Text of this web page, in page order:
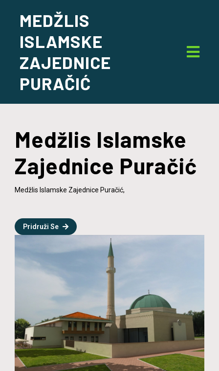
MEDŽLIS
ISLAMSKE
ZAJEDNICE
PURAČIĆ
Medžlis Islamske
Zajednice Puračić
Medžlis Islamske Zajednice Puračić,
Pridruži Se